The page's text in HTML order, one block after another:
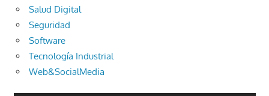
Salud Digital
Seguridad
Software
Tecnología Industrial
Web&SocialMedia